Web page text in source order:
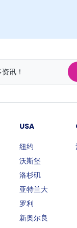
USA
纽约
沃斯堡
洛杉矶
亚特兰大
罗利
新奥尔良